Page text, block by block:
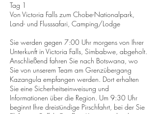
Tag 1
Von Victoria Falls zum Chobe-Nationalpark,
Land- und Flusssafari, Camping/Lodge
Sie werden gegen 7:00 Uhr morgens von Ihrer
Unterkunft in Victoria Falls, Simbabwe, abgeholt.
Anschließend fahren Sie nach Botswana, wo
Sie von unserem Team am Grenzübergang
Kazangula empfangen werden. Dort erhalten
Sie eine Sicherheitseinweisung und
Informationen über die Region. Um 9:30 Uhr
beginnt Ihre dreistündige Pirschfahrt, bei der Sie